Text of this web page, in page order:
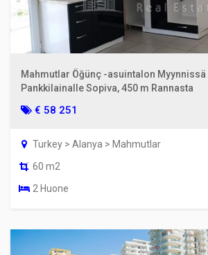
Mahmutlar Öğünç -asuintalon Myynnissä
Pankkilainalle Sopiva, 450 m Rannasta
€ 58 251
Turkey > Alanya > Mahmutlar
60 m2
2 Huone